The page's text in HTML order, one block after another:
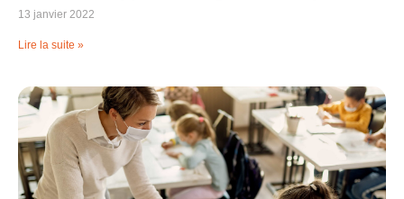
13 janvier 2022
Lire la suite »